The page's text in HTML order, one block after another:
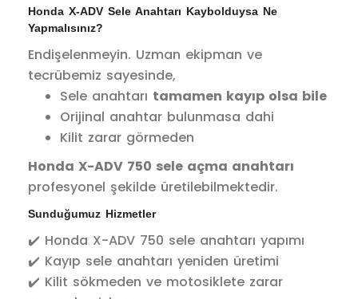
Honda X-ADV Sele Anahtarı Kaybolduysa Ne
Yapmalısınız?
Endişelenmeyin. Uzman ekipman ve
tecrübemiz sayesinde,
Sele anahtarı tamamen kayıp olsa bile
Orijinal anahtar bulunmasa dahi
Kilit zarar görmeden
Honda X-ADV 750 sele açma anahtarı
profesyonel şekilde üretilebilmektedir.
Sunduğumuz Hizmetler
✔️ Honda X-ADV 750 sele anahtarı yapımı
✔️ Kayıp sele anahtarı yeniden üretimi
✔️ Kilit sökmeden ve motosiklete zarar